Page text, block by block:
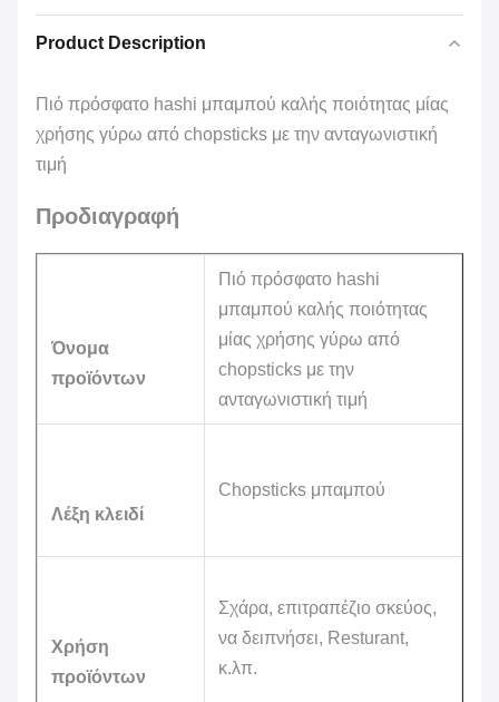
Product Description
Πιό πρόσφατο hashi μπαμπού καλής ποιότητας μίας
χρήσης γύρω από chopsticks με την ανταγωνιστική
τιμή
Προδιαγραφή
Όνομα
προϊόντων
Πιό πρόσφατο hashi
μπαμπού καλής ποιότητας
μίας χρήσης γύρω από
chopsticks με την
ανταγωνιστική τιμή
Λέξη κλειδί
Chopsticks μπαμπού
Χρήση
προϊόντων
Σχάρα, επιτραπέζιο σκεύος,
να δειπνήσει, Resturant,
κ.λπ.